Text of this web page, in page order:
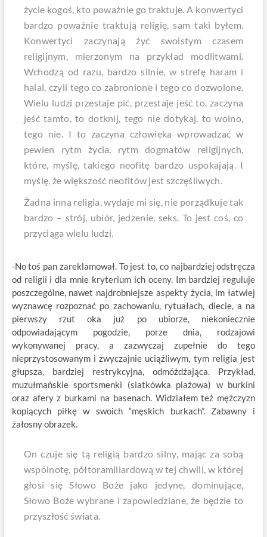
życie kogoś, kto poważnie go traktuje. A konwertyci
bardzo poważnie traktują religię, sam taki byłem.
Konwertyci zaczynają żyć swoistym czasem
religijnym, mierzonym na przykład modlitwami.
Wchodzą od razu, bardzo silnie, w strefę haram i
halal, czyli tego co zabronione i tego co dozwolone.
Wielu ludzi przestaje pić, przestaje jeść to, zaczyna
jeść tamto, to dotknij, tego nie dotykaj, to wolno,
tego nie. I to zaczyna człowieka wprowadzać w
pewien rytm życia, rytm dogmatów religijnych,
które, myślę, takiego neofitę bardzo uspokajają. I
myślę, że większość neofitów jest szczęśliwych.
Żadna inna religia, wydaje mi się, nie porządkuje tak
bardzo – strój, ubiór, jedzenie, seks. To jest coś, co
przyciąga wielu ludzi.
-No toś pan zareklamował. To jest to, co najbardziej odstręcza
od religii i dla mnie kryterium ich oceny. Im bardziej reguluje
poszczególne, nawet najdrobniejsze aspekty życia, im łatwiej
wyznawcę rozpoznać po zachowaniu, rytuałach, diecie, a na
pierwszy rzut oka już po ubiorze, niekoniecznie
odpowiadającym pogodzie, porze dnia, rodzajowi
wykonywanej pracy, a zazwyczaj zupełnie do tego
nieprzystosowanym i zwyczajnie uciążliwym, tym religia jest
głupsza, bardziej restrykcyjna, odmóżdżająca. Przykład,
muzułmańskie sportsmenki (siatkówka plażowa) w burkini
oraz afery z burkami na basenach. Widziałem też mężczyzn
kopiących piłkę w swoich “męskich burkach”. Zabawny i
żałosny obrazek.
On czuje się tą religią bardzo silny, mając za sobą
wspólnotę, półtoramiliardową w tej chwili, w której
głosi się Słowo Boże jako jedyne, dominujące,
Słowo Boże wybrane i zapowiedziane, że będzie to
przyszłość świata.